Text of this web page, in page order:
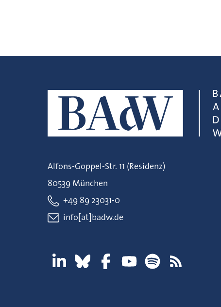
Alfons-Goppel-Str. 11 (Residenz)
80539 München
+49 89 23031-0
info[at]badw.de